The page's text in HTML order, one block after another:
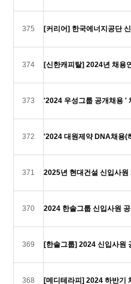
375 [커리어] 한국에너지공단
374 [신한캐피탈] 2024년 채용
373 '2024 우성그룹 공개채용 '
372 '2024 대원제약 DNA채용(
371 2025년 현대건설 신입사
370 2024 한솔그룹 신입사원
369 [한솔그룹] 2024 신입사원
368 [메디테라피] 2024 하반기